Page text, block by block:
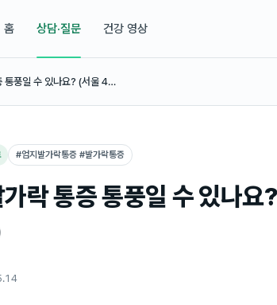
홈 상담·질문 건강 영상
통풍일 수 있나요? (서울 4…
#엄지발가락통증 #발가락통증
락 통증 통풍일 수 있나